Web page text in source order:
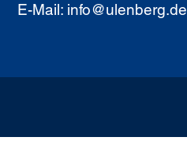
E-Mail: info@ulenberg.de